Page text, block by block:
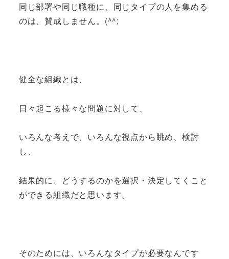
同じ部署や同じ職種に、同じタイプの人を集める
のは、賛成しません。(^^;
健全な組織とは、
日々起こる様々な問題に対して、
いろんな考えで、いろんな視点から眺め、検討
し、
結果的に、どうするのかを選択・決定してくこと
ができる組織だと思います。
そのためには、いろんなタイプが必要なんです